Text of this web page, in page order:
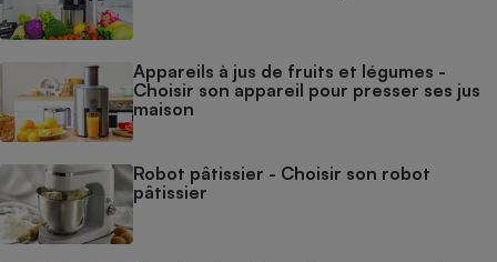
Appareils à jus de fruits et légumes -
Choisir son appareil pour presser ses jus
maison
Robot pâtissier - Choisir son robot
pâtissier